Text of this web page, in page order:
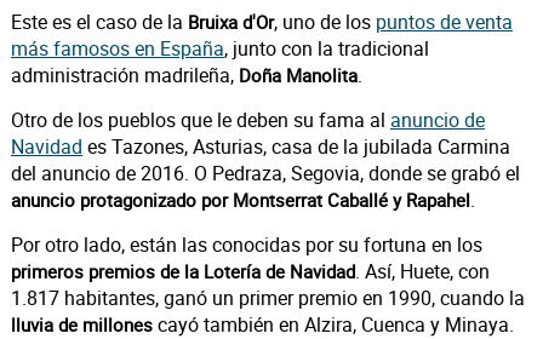
Este es el caso de la Bruixa d'Or, uno de los puntos de venta
más famosos en España, junto con la tradicional
administración madrileña, Doña Manolita.
Otro de los pueblos que le deben su fama al anuncio de
Navidad es Tazones, Asturias, casa de la jubilada Carmina
del anuncio de 2016. O Pedraza, Segovia, donde se grabó el
anuncio protagonizado por Montserrat Caballé y Rapahel.
Por otro lado, están las conocidas por su fortuna en los
primeros premios de la Lotería de Navidad. Así, Huete, con
1.817 habitantes, ganó un primer premio en 1990, cuando la
lluvia de millonescayó también en Alzira, Cuenca y Minaya.